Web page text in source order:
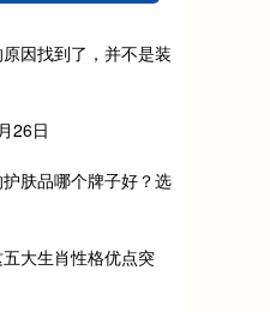
因找到了，并不是装
26日
肤品哪个牌子好？选
大生肖性格优点突